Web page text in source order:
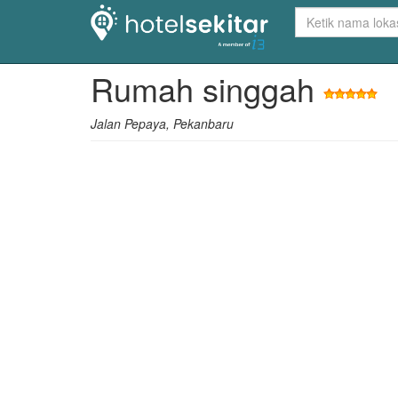
Rumah singgah
Jalan Pepaya, Pekanbaru